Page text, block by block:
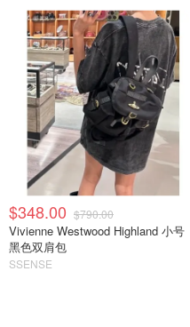
$348.00 $790.00
Vivienne Westwood Highland 小号
黑色双肩包
SSENSE